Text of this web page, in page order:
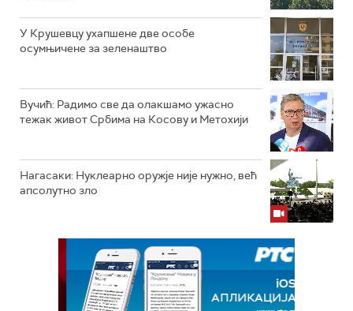
У Крушевцу ухапшене две особе
осумњичене за зеленаштво
Вучић: Радимо све да олакшамо ужасно
тежак живот Србима на Косову и Метохији
Нагасаки: Нуклеарно оружје није нужно, већ
апсолутно зло